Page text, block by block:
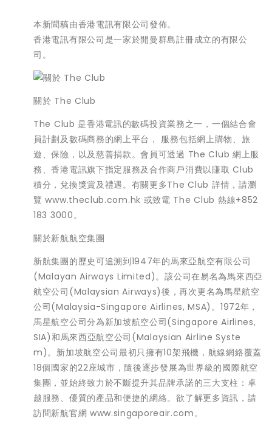
本新聞稿由香港電訊有限公司發佈。
香港電訊有限公司是一家於開曼群島註冊成立的有限公
司。
關於 The Club
The Club 是香港電訊的數碼投資業務之一，一個結合會
員計劃及數碼商務的網上平台， 服務包括網上購物、旅
遊、保險，以及慈善捐款。會員可透過 The Club 網上服
務、香港電訊旗下指定服務及合作商戶消費以賺取 Club
積分，兌換獎賞及禮遇。有關更多The Club 詳情，請瀏
覽 www.theclub.com.hk 或致電 The Club 熱線+852
183 3000。
關於新航航空集團
新航集團的歷史可追溯到1947年的馬來亞航空有限公司
(Malayan Airways Limited)。該公司在易名為馬來西亞
航空公司(Malaysian Airways)後，再次更名為馬星航空
公司(Malaysia-Singapore Airlines, MSA)。1972年，
馬星航空公司分為新加坡航空公司(Singapore Airlines,
SIA)和馬來西亞航空公司(Malaysian Airline Syste
m)。新加坡航空公司最初只擁有10架飛機，航線網絡覆蓋
18個國家的22座城市，隨後逐步發展為世界級的國際航空
集團，並始終致力於不斷提升其品牌承諾的三大支柱：卓
越服務、優質的產品和便捷的網絡。欲了解更多資訊，請
訪問新航官網 www.singaporeair.com。